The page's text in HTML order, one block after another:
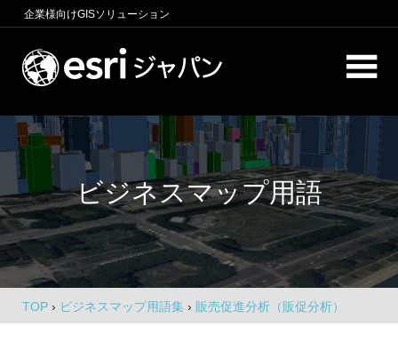
ン
プ
企業様向けGISソリューション
ー
シ
ョ
ン
イ
ン
テ
商
圏
析、
エ
リ
ア
マ
ー
ケ
テ
ビジネスマップ用語
TOP › ビジネスマップ用語集 › 販売促進分析（販促分析）